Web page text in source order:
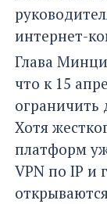
интернет-
Глава
что к 15
ограничить
Хотя
платформ
VPN по IP и